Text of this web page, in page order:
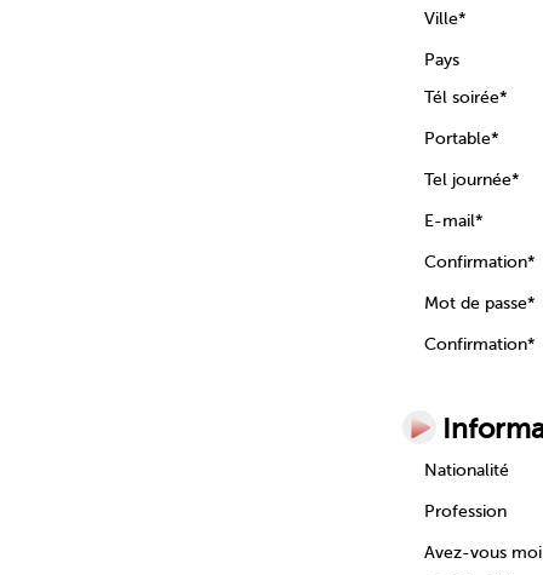
Ville*
Pays
Tél soirée*
Portable*
Tel journée*
E-mail*
Confirmation*
Mot de passe*
Confirmation*
Nationalité
Profession
Avez-vous